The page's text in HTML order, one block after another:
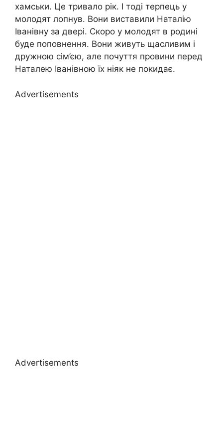
хамськи. Це тривало рік. І тоді терпець у
молодят лопнув. Вони виставили Наталію
Іванівну за двері. Скоро у молодят в родині
буде поповнення. Вони живуть щасливим і
дружною сім’єю, але почуття провини перед
Наталею Іванівною їх ніяк не покидає.
Advertisements
Advertisements